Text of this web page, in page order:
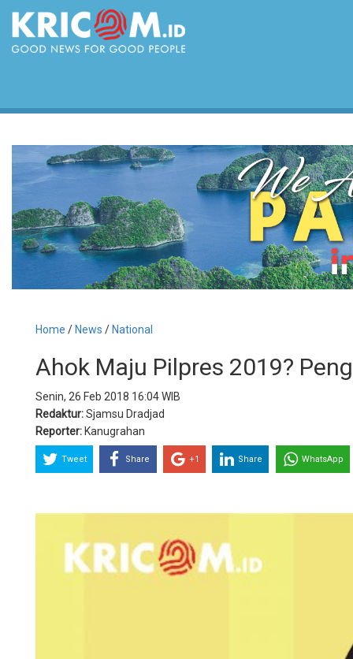
Home / News / National
Ahok Maju Pilpres 2019?
Senin, 26 Feb 2018 16:04 WIB
Redaktur:Sjamsu Dradjad
Reporter: Kanugrahan
Tweet Share +1 Share WhatsApp